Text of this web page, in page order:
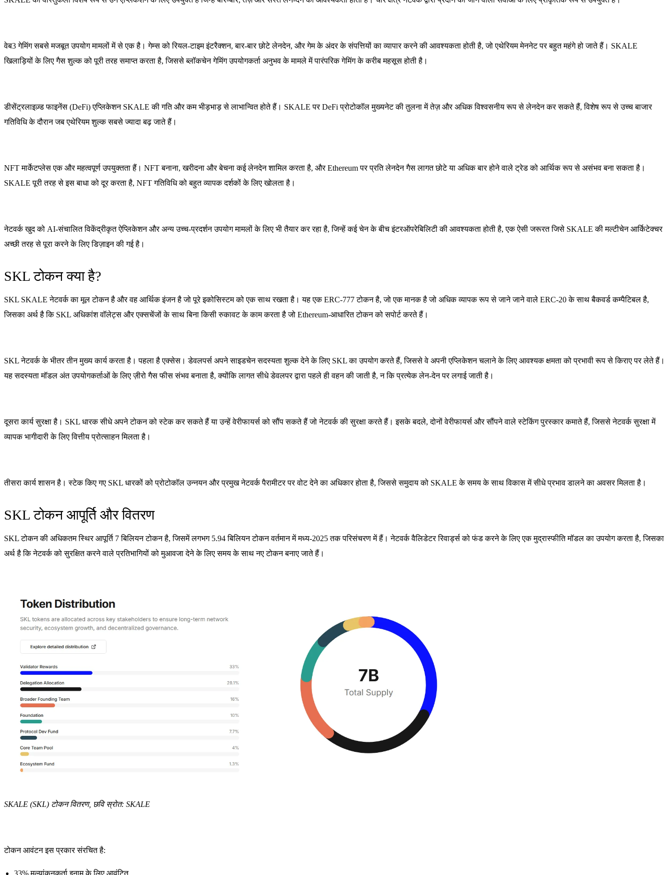
वेब3 गेमिंग सबसे मजबूत उपयोग मामलों में से एक है। गेम्स को रियल-टाइम इंटरैक्शन, बार-बार छोटे लेनदेन, और गेम के अंदर के संपत्तियों का व्यापार करने की आवश्यकता होती है, जो एथेरियम मेननेट पर बहुत महंगे हो जाते हैं। SKALE
खिलाड़ियों के लिए गैस शुल्क को पूरी तरह समाप्त करता है, जिससे ब्लॉकचेन गेमिंग उपयोगकर्ता अनुभव के मामले में पारंपरिक गेमिंग के करीब महसूस होती है।
डीसेंट्रलाइज़्ड फाइनेंस (DeFi) एप्लिकेशन SKALE की गति और कम भीड़भाड़ से लाभान्वित होते हैं। SKALE पर DeFi प्रोटोकॉल मुख्यनेट की तुलना में तेज़ और अधिक विश्वसनीय रूप से लेनदेन कर सकते हैं, विशेष रूप से उच्च बाजार
गतिविधि के दौरान जब एथेरियम शुल्क सबसे ज्यादा बढ़ जाते हैं।
NFT मार्केटप्लेस एक और महत्वपूर्ण उपयुक्तता हैं। NFT बनाना, खरीदना और बेचना कई लेनदेन शामिल करता है, और Ethereum पर प्रति लेनदेन गैस लागत छोटे या अधिक बार होने वाले ट्रेड को आर्थिक रूप से असंभव बना सकता है।
SKALE पूरी तरह से इस बाधा को दूर करता है, NFT गतिविधि को बहुत व्यापक दर्शकों के लिए खोलता है।
नेटवर्क खुद को AI-संचालित विकेंद्रीकृत ऐप्लिकेशन और अन्य उच्च-प्रदर्शन उपयोग मामलों के लिए भी तैयार कर रहा है, जिन्हें कई चेन के बीच इंटरऑपरेबिलिटी की आवश्यकता होती है, एक ऐसी जरूरत जिसे SKALE की मल्टीचेन आर्किटेक्चर
अच्छी तरह से पूरा करने के लिए डिज़ाइन की गई है।
SKL टोकन क्या है?
SKL SKALE नेटवर्क का मूल टोकन है और वह आर्थिक इंजन है जो पूरे इकोसिस्टम को एक साथ रखता है। यह एक ERC-777 टोकन है, जो एक मानक है जो अधिक व्यापक रूप से जाने जाने वाले ERC-20 के साथ बैकवर्ड कम्पैटिबल है,
जिसका अर्थ है कि SKL अधिकांश वॉलेट्स और एक्सचेंजों के साथ बिना किसी रुकावट के काम करता है जो Ethereum-आधारित टोकन को सपोर्ट करते हैं।
SKL नेटवर्क के भीतर तीन मुख्य कार्य करता है। पहला है एक्सेस। डेवलपर्स अपने साइडचेन सदस्यता शुल्क देने के लिए SKL का उपयोग करते हैं, जिससे वे अपनी एप्लिकेशन चलाने के लिए आवश्यक क्षमता को प्रभावी रूप से किराए पर लेते हैं।
यह सदस्यता मॉडल अंत उपयोगकर्ताओं के लिए ज़ीरो गैस फीस संभव बनाता है, क्योंकि लागत सीधे डेवलपर द्वारा पहले ही वहन की जाती है, न कि प्रत्येक लेन-देन पर लगाई जाती है।
दूसरा कार्य सुरक्षा है। SKL धारक सीधे अपने टोकन को स्टेक कर सकते हैं या उन्हें वेरीफायर्स को सौंप सकते हैं जो नेटवर्क की सुरक्षा करते हैं। इसके बदले, दोनों वेरीफायर्स और सौंपने वाले स्टेकिंग पुरस्कार कमाते हैं, जिससे नेटवर्क सुरक्षा में
व्यापक भागीदारी के लिए वित्तीय प्रोत्साहन मिलता है।
तीसरा कार्य शासन है। स्टेक किए गए SKL धारकों को प्रोटोकॉल उन्नयन और प्रमुख नेटवर्क पैरामीटर पर वोट देने का अधिकार होता है, जिससे समुदाय को SKALE के समय के साथ विकास में सीधे प्रभाव डालने का अवसर मिलता है।
SKL टोकन आपूर्ति और वितरण
SKL टोकन की अधिकतम स्थिर आपूर्ति 7 बिलियन टोकन है, जिसमें लगभग 5.94 बिलियन टोकन वर्तमान में मध्य-2025 तक परिसंचरण में हैं। नेटवर्क वैलिडेटर रिवार्ड्स को फंड करने के लिए एक मुद्रास्फीति मॉडल का उपयोग करता है, जिसका
अर्थ है कि नेटवर्क को सुरक्षित करने वाले प्रतिभागियों को मुआवजा देने के लिए समय के साथ नए टोकन बनाए जाते हैं।
SKALE (SKL) टोकन वितरण, छवि स्रोत: SKALE
टोकन आवंटन इस प्रकार संरचित है:
33% मूल्यांकनकर्ता इनाम के लिए आवंटित